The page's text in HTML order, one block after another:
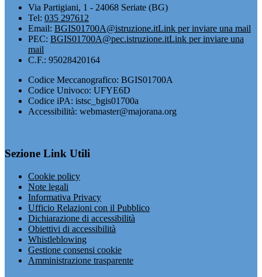
Via Partigiani, 1 - 24068 Seriate (BG)
Tel: 035 297612
Email: BGIS01700A@istruzione.itLink per inviare una mail
PEC: BGIS01700A@pec.istruzione.itLink per inviare una
mail
C.F.: 95028420164
Codice Meccanografico: BGIS01700A
Codice Univoco: UFYE6D
Codice iPA: istsc_bgis01700a
Accessibilità: webmaster@majorana.org
Sezione Link Utili
Cookie policy
Note legali
Informativa Privacy
Ufficio Relazioni con il Pubblico
Dichiarazione di accessibilità
Obiettivi di accessibilità
Whistleblowing
Gestione consensi cookie
Amministrazione trasparente